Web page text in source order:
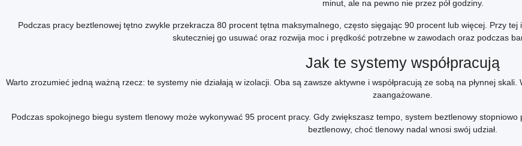
minut, ale na pewno nie przez pół godziny.
Podczas pracy beztlenowej tętno zwykle przekracza 80 procent tętna maksymalnego, często sięgając 90 procent lub więcej. Przy
skuteczniej go usuwać oraz rozwija moc i prędkość potrzebne w zawodach oraz podczas
Jak te systemy współpracują
Warto zrozumieć jedną ważną rzecz: te systemy nie działają w izolacji. Oba są zawsze aktywne i współpracują ze sobą na płynnej
zaangażowane.
Podczas spokojnego biegu system tlenowy może wykonywać 95 procent pracy. Gdy zwiększasz tempo, system beztlenowy
beztlenowy, choć tlenowy nadal wnosi swój udział.